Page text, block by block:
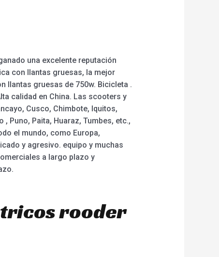
una excelente reputación
con llantas gruesas, la mejor
llantas gruesas de 750w. Bicicleta .
calidad en China. Las scooters y
Cusco, Chimbote, Iquitos,
Puno, Paita, Huaraz, Tumbes, etc.,
el mundo, como Europa,
y agresivo. equipo y muchas
a largo plazo y
rooder